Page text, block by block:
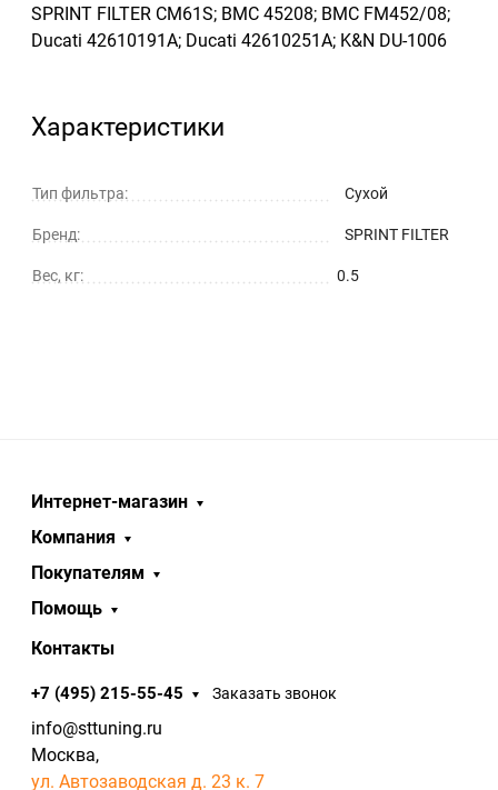
SPRINT FILTER CM61S; BMC 45208; BMC FM452/08;
Ducati 42610191A; Ducati 42610251A; K&N DU-1006
Характеристики
Тип фильтра: Сухой
Бренд: SPRINT FILTER
Вес, кг: 0.5
Интернет-магазин
Компания
Покупателям
Помощь
Контакты
+7 (495) 215-55-45 Заказать звонок
info@sttuning.ru
Москва,
ул. Автозаводская д. 23 к. 7